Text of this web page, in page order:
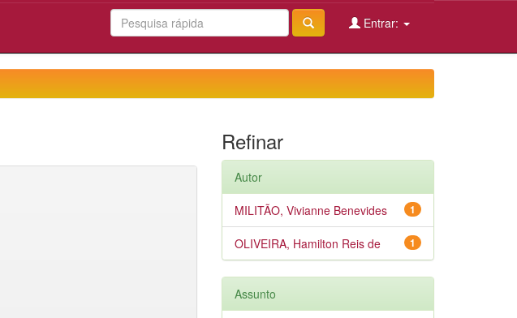
Entrar:
Refinar
Autor
1
MILITÃO, Vivianne Benevides
1
OLIVEIRA, Hamilton Reis de
Assunto